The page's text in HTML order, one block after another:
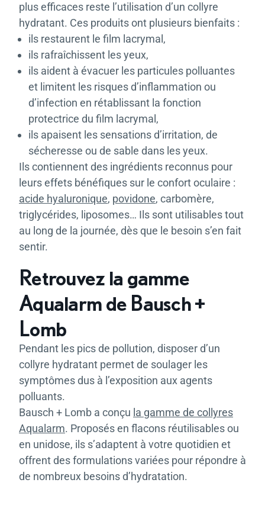
plus efficaces reste l’utilisation d’un collyre
hydratant. Ces produits ont plusieurs bienfaits :
ils restaurent le film lacrymal,
ils rafraîchissent les yeux,
ils aident à évacuer les particules polluantes
et limitent les risques d’inflammation ou
d’infection en rétablissant la fonction
protectrice du film lacrymal,
ils apaisent les sensations d’irritation, de
sécheresse ou de sable dans les yeux.
Ils contiennent des ingrédients reconnus pour
leurs effets bénéfiques sur le confort oculaire :
acide hyaluronique, povidone, carbomère,
triglycérides, liposomes… Ils sont utilisables tout
au long de la journée, dès que le besoin s’en fait
sentir.
Retrouvez la gamme
Aqualarm de Bausch +
Lomb
Pendant les pics de pollution, disposer d’un
collyre hydratant permet de soulager les
symptômes dus à l’exposition aux agents
polluants.
Bausch + Lomb a conçu la gamme de collyres
Aqualarm. Proposés en flacons réutilisables ou
en unidose, ils s’adaptent à votre quotidien et
offrent des formulations variées pour répondre à
de nombreux besoins d’hydratation.